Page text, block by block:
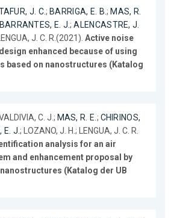
J. C.; BARRIGA, E. B.; MAS, R.
BARRANTES, E. J.;ALENCASTRE, J.
J. C. R.(2021). Active noise
enhanced because of using
based on nanostructures (Katalog
C. J.; MAS, R. E.; CHIRINOS,
E. J.; LOZANO, J. H.; LENGUA, J. C. R.
analysis for an air
and enhancement proposal by
(Katalog der UB